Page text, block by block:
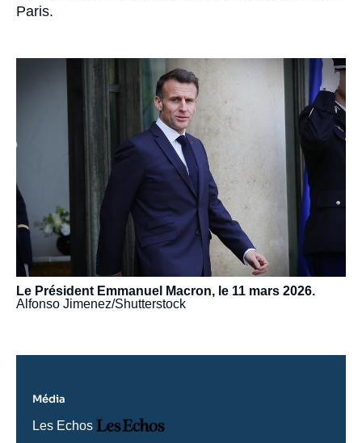
Paris.
principale
Le Président Emmanuel Macron, le 11 mars 2026.
Alfonso Jimenez/Shutterstock
Média
Nom
Les Echos
Logo